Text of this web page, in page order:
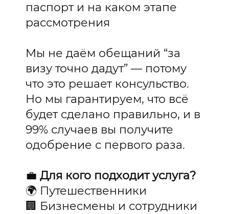
паспорт и на каком этапе
рассмотрения
Мы не даём обещаний “за
визу точно дадут” — потому
что это решает консульство.
Но мы гарантируем, что всё
будет сделано правильно, и в
99% случаев вы получите
одобрение с первого раза.
💼 Для кого подходит услуга?
🌍 Путешественники
🏢 Бизнесмены и сотрудники